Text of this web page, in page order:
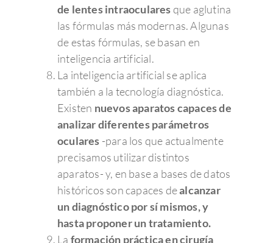
de lentes intraocularesque aglutina
las fórmulas más modernas. Algunas
de estas fórmulas, se basan en
inteligencia artificial.
La inteligencia artificial se aplica
también a la tecnología diagnóstica.
Existen nuevos aparatos capaces de
analizar diferentes parámetros
oculares -para los que actualmente
precisamos utilizar distintos
aparatos- y, en base a bases de datos
históricos son capaces dealcanzar
un diagnóstico por sí mismos, y
hasta proponer un tratamiento.
La formación práctica en cirugía